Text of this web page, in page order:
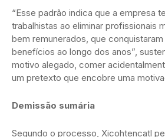
“Esse padrão indica que a empresa
trabalhistas ao eliminar profissionais
bem remunerados, que
benefícios ao longo dos anos”,
motivo alegado, comer
um pretexto que encobre uma
Demissão sumária
Segundo o processo, Xicohtencatl